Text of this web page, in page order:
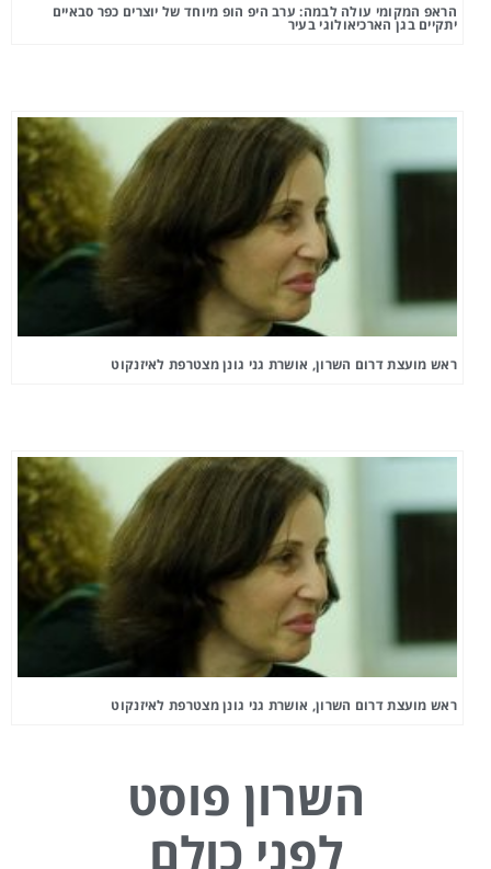
הראפ המקומי עולה לבמה: ערב היפ הופ מיוחד של יוצרים כפר סבאיים
יתקיים בגן הארכיאולוגי בעיר
ראש מועצת דרום השרון, אושרת גני גונן מצטרפת לאיזנקוט
ראש מועצת דרום השרון, אושרת גני גונן מצטרפת לאיזנקוט
השרון פוסט
לפני כולם